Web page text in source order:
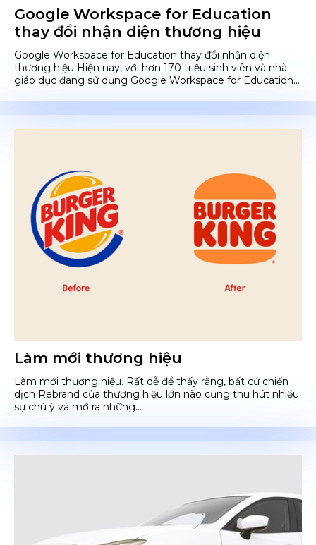
Google Workspace for Education
thay đổi nhận diện thương hiệu
Google Workspace for Education thay đổi nhận diện
thương hiệu Hiện nay, với hơn 170 triệu sinh viên và nhà
giáo dục đang sử dụng Google Workspace for Education...
Làm mới thương hiệu
Làm mới thương hiệu. Rất dễ để thấy rằng, bất cứ chiến
dịch Rebrand của thương hiệu lớn nào cũng thu hút nhiều
sự chú ý và mở ra những...